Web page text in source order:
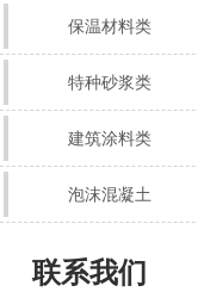
保温材料类
特种砂浆类
建筑涂料类
泡沫混凝土
联系我们